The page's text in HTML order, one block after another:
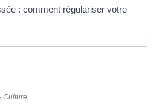
: comment régulariser votre
Culture